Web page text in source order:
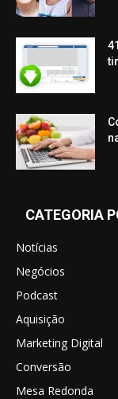
CATEGORIA
Notícias
Negócios
Podcast
Aquisição
Marketing Digital
Conversão
Mesa Redonda